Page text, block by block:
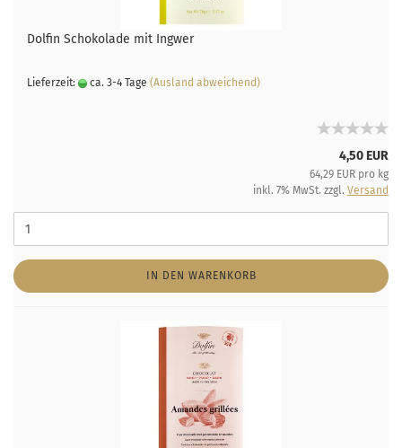
Dolfin Schokolade mit Ingwer
Lieferzeit: ca. 3-4 Tage (Ausland abweichend)
4,50 EUR
64,29 EUR pro kg
inkl. 7% MwSt. zzgl. Versand
IN DEN WARENKORB